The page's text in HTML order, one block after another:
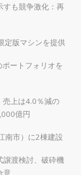
すも競争激化：再
定版マシンを提供
ートフォリオを
上は4.0％減の
億円
南市）に2棟建設
譲渡検討、破砕機
意